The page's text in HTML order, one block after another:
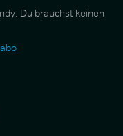
Du brauchst keinen